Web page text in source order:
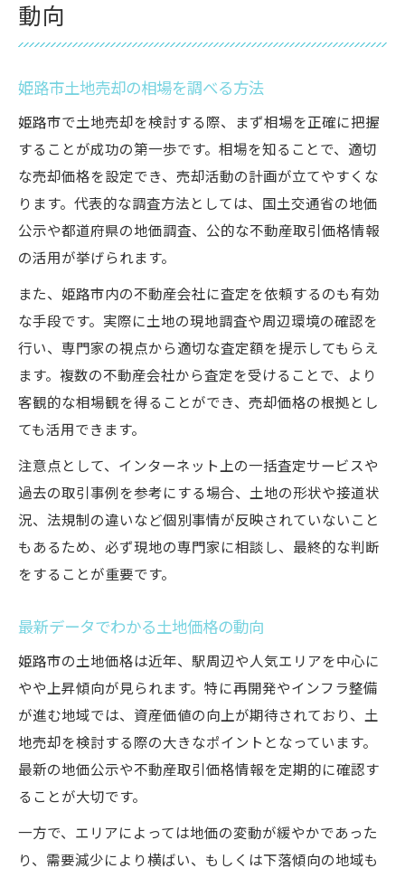
動向
姫路市土地売却の相場を調べる方法
姫路市で土地売却を検討する際、まず相場を正確に把握
することが成功の第一歩です。相場を知ることで、適切
な売却価格を設定でき、売却活動の計画が立てやすくな
ります。代表的な調査方法としては、国土交通省の地価
公示や都道府県の地価調査、公的な不動産取引価格情報
の活用が挙げられます。
また、姫路市内の不動産会社に査定を依頼するのも有効
な手段です。実際に土地の現地調査や周辺環境の確認を
行い、専門家の視点から適切な査定額を提示してもらえ
ます。複数の不動産会社から査定を受けることで、より
客観的な相場観を得ることができ、売却価格の根拠とし
ても活用できます。
注意点として、インターネット上の一括査定サービスや
過去の取引事例を参考にする場合、土地の形状や接道状
況、法規制の違いなど個別事情が反映されていないこと
もあるため、必ず現地の専門家に相談し、最終的な判断
をすることが重要です。
最新データでわかる土地価格の動向
姫路市の土地価格は近年、駅周辺や人気エリアを中心に
やや上昇傾向が見られます。特に再開発やインフラ整備
が進む地域では、資産価値の向上が期待されており、土
地売却を検討する際の大きなポイントとなっています。
最新の地価公示や不動産取引価格情報を定期的に確認す
ることが大切です。
一方で、エリアによっては地価の変動が緩やかであった
り、需要減少により横ばい、もしくは下落傾向の地域も